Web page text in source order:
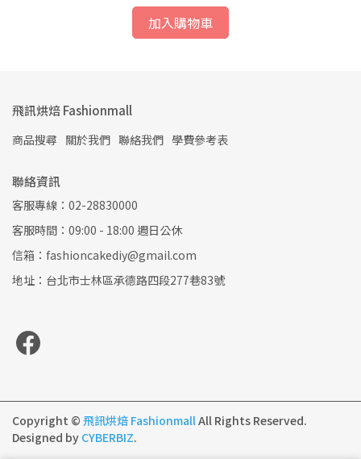
加入購物車
飛訊烘焙 Fashionmall
商品搜尋 關於我們 聯絡我們 學費參考表
聯絡資訊
客服專線：02-28830000
客服時間：09:00 - 18:00 週日公休
信箱：fashioncakediy@gmail.com
地址：台北市士林區承德路四段277巷83號
Copyright © 飛訊烘焙 FashionmallAll Rights Reserved.
Designed by CYBERBIZ.